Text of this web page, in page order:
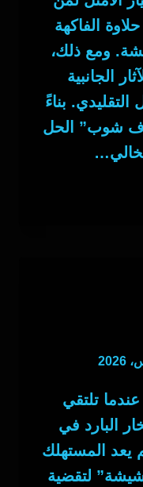
الفاكهة
ومع ذلك،
الجانبية
التقليدي. بناءً
شوب” الحل
تلتقي
البارد في
يعد المستهلك
لتقضية